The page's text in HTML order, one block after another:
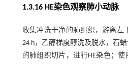
1.3.16 HE染色观察肺小动脉
收集冲洗干净的肺组织，游离左
24 h，乙醇梯度醇洗及脱水，石
的肺组织切片，进行HE染色；